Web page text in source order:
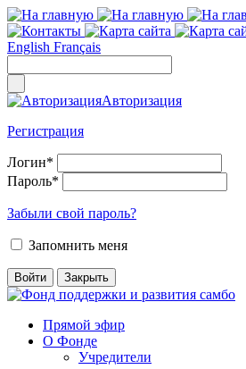
English Français
Авторизация
Регистрация
Логин*
Пароль*
Забыли свой пароль?
Запомнить меня
Прямой эфир
О Фонде
Учредители